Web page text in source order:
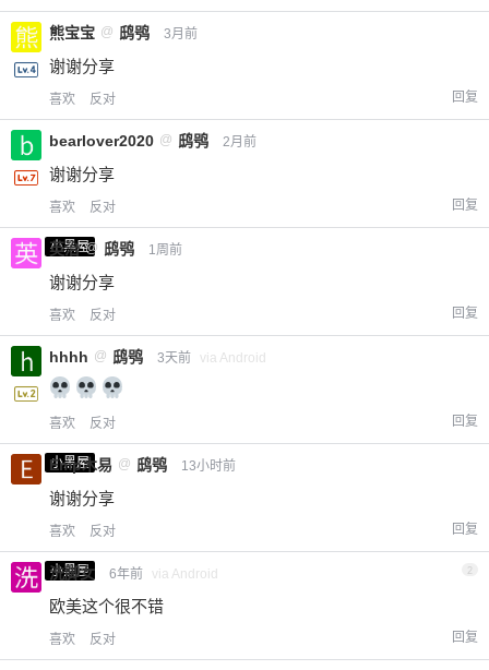
熊宝宝 @ 鸱鸮 3月前
谢谢分享
喜欢 反对 回复
bearlover2020 @ 鸱鸮 2月前
谢谢分享
喜欢 反对 回复
小黑屋
英治 @ 鸱鸮 1周前
谢谢分享
喜欢 反对 回复
hhhh @ 鸱鸮 3天前 via Android
喜欢 反对 回复
小黑屋
Emp木易 @ 鸱鸮 13小时前
谢谢分享
喜欢 反对 回复
小黑屋
洗脚女 6年前 via Android 2
欧美这个很不错
喜欢 反对 回复